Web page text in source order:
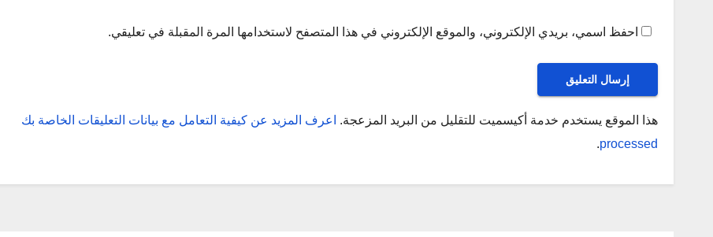
احفظ اسمي، بريدي الإلكتروني، والموقع الإلكتروني في هذا المتصفح لاستخدامها المرة المقبلة في تعليقي.
هذا الموقع يستخدم خدمة أكيسميت للتقليل من البريد المزعجة.
اعرف المزيد عن كيفية التعامل مع بيانات التعليقات الخاصة بك
processed
.